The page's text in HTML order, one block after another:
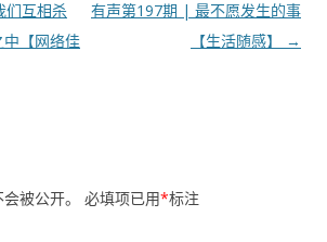
互相杀
【网络佳
有声第197期 | 最不愿发生的事
【生活随感】
→
被公开。 必填项已用*标注